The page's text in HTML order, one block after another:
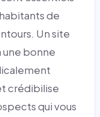
de
Un site
bonne
crédibilise
qui vous